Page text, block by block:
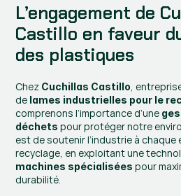
L’engagement de
Castillo en faveur
des plastiques
Chez Cuchillas Castillo,
de lames industrielles pour le
comprenons l’importance d’une
déchets pour protéger notre
est de soutenir l’industrie à
machines spécialisées pour
durabilité.